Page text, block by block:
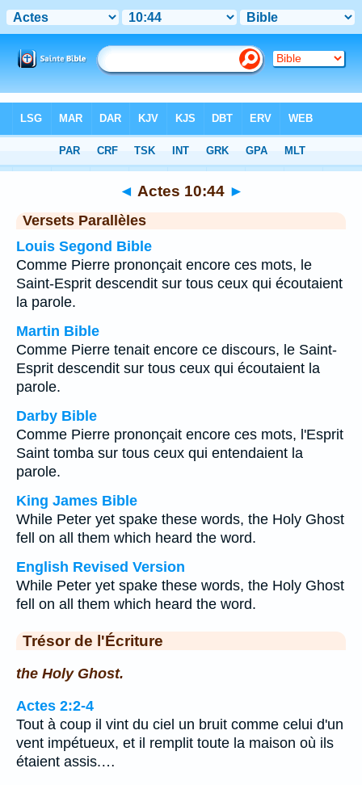
Chapitre 10> Verset 44
◄ Actes 10:44 ►
Versets Parallèles
Louis Segond Bible
Comme Pierre prononçait encore ces mots, le
Saint-Esprit descendit sur tous ceux qui écoutaient
la parole.
Martin Bible
Comme Pierre tenait encore ce discours, le Saint-
Esprit descendit sur tous ceux qui écoutaient la
parole.
Darby Bible
Comme Pierre prononçait encore ces mots, l'Esprit
Saint tomba sur tous ceux qui entendaient la
parole.
King James Bible
While Peter yet spake these words, the Holy Ghost
fell on all them which heard the word.
English Revised Version
While Peter yet spake these words, the Holy Ghost
fell on all them which heard the word.
Trésor de l'Écriture
the Holy Ghost.
Actes 2:2-4
Tout à coup il vint du ciel un bruit comme celui d'un
vent impétueux, et il remplit toute la maison où ils
étaient assis.…